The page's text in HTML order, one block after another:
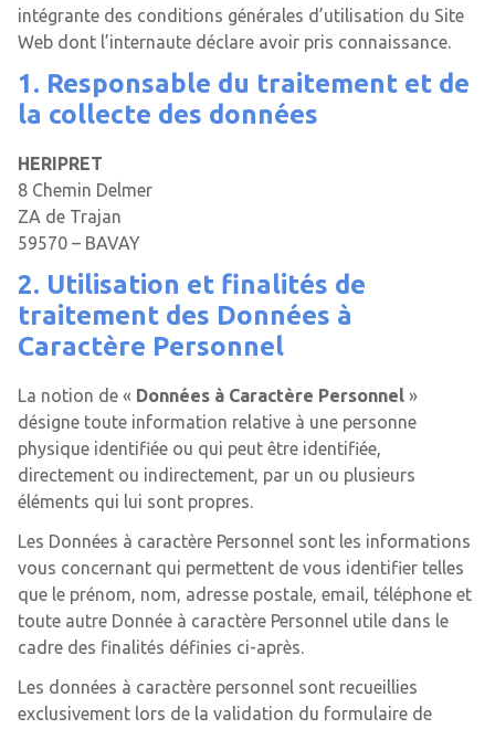
intégrante des conditions générales d’utilisation du Site
Web dont l’internaute déclare avoir pris connaissance.
1. Responsable du traitement et de
la collecte des données
HERIPRET
8 Chemin Delmer
ZA de Trajan
59570 – BAVAY
2. Utilisation et finalités de
traitement des Données à
Caractère Personnel
La notion de « Données à Caractère Personnel »
désigne toute information relative à une personne
physique identifiée ou qui peut être identifiée,
directement ou indirectement, par un ou plusieurs
éléments qui lui sont propres.
Les Données à caractère Personnel sont les informations
vous concernant qui permettent de vous identifier telles
que le prénom, nom, adresse postale, email, téléphone et
toute autre Donnée à caractère Personnel utile dans le
cadre des finalités définies ci-après.
Les données à caractère personnel sont recueillies
exclusivement lors de la validation du formulaire de